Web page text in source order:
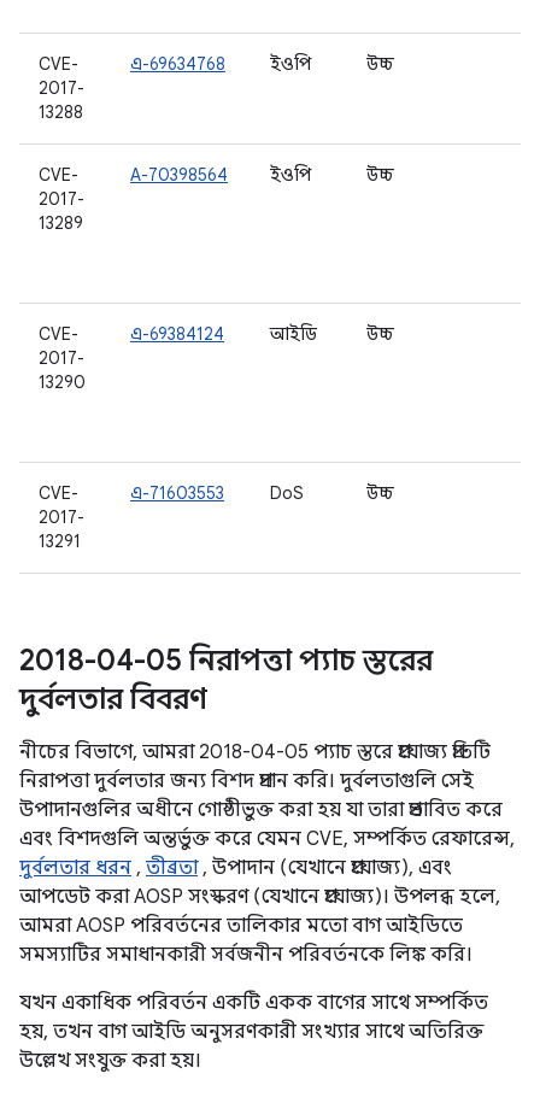
CVE-
2017-
13288
এ-69634768 ইওপি উচ্চ
CVE-
2017-
13289
A-70398564 ইওপি উচ্চ
CVE-
2017-
13290
এ-69384124 আইডি উচ্চ
CVE-
2017-
13291
এ-71603553 DoS উচ্চ
2018-04-05 নিরাপত্তা প্যাচ স্তরের
দুর্বলতার বিবরণ
নীচের বিভাগে, আমরা 2018-04-05 প্যাচ স্তরে প্রযোজ্য প্রতিটি
নিরাপত্তা দুর্বলতার জন্য বিশদ প্রদান করি। দুর্বলতাগুলি সেই
উপাদানগুলির অধীনে গোষ্ঠীভুক্ত করা হয় যা তারা প্রভাবিত করে
এবং বিশদগুলি অন্তর্ভুক্ত করে যেমন CVE, সম্পর্কিত রেফারেন্স,
দুর্বলতার ধরন , তীব্রতা, উপাদান (যেখানে প্রযোজ্য), এবং
আপডেট করা AOSP সংস্করণ (যেখানে প্রযোজ্য)। উপলব্ধ হলে,
আমরা AOSP পরিবর্তনের তালিকার মতো বাগ আইডিতে
সমস্যাটির সমাধানকারী সর্বজনীন পরিবর্তনকে লিঙ্ক করি।
যখন একাধিক পরিবর্তন একটি একক বাগের সাথে সম্পর্কিত
হয়, তখন বাগ আইডি অনুসরণকারী সংখ্যার সাথে অতিরিক্ত
উল্লেখ সংযুক্ত করা হয়।